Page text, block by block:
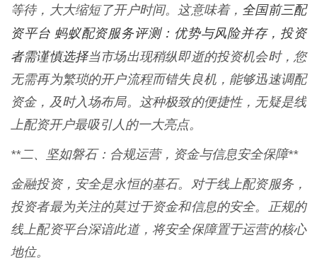
等待，大大缩短了开户时间。这意味着， 全国前三配
资平台 蚂蚁配资服务评测：优势与风险并存，投资
者需谨慎选择当市场出现稍纵即逝的投资机会时，您
无需再为繁琐的开户流程而错失良机，能够迅速调配
资金，及时入场布局。这种极致的便捷性，无疑是线
上配资开户最吸引人的一大亮点。
**二、坚如磐石：合规运营，资金与信息安全保障**
金融投资，安全是永恒的基石。对于线上配资服务，
投资者最为关注的莫过于资金和信息的安全。正规的
线上配资平台深谙此道，将安全保障置于运营的核心
地位。